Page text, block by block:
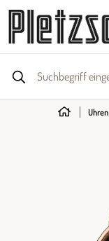
Uhren